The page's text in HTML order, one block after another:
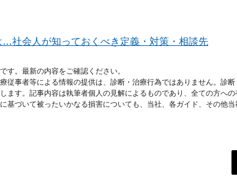
…社会人が知っておくべき定義・対策・相談先
す。最新の内容をご確認ください。
従事者等による情報の提供は、診断・治療行為ではありません。診
ます。記事内容は執筆者個人の見解によるものであり、全ての方へ
基づいて被ったいかなる損害についても、当社、各ガイド、その他